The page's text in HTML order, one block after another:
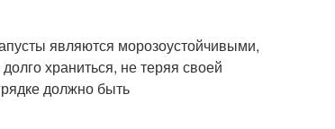
являются морозоустойчивыми,
храниться, не теряя своей
должно быть